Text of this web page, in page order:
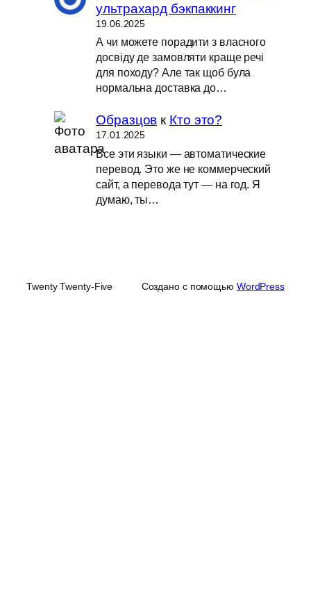
ультрахард бэкпаккинг
19.06.2025
А чи можете порадити з власного
досвіду де замовляти краще речі
для походу? Але так щоб була
нормальна доставка до…
Образцов к Кто это?
17.01.2025
Все эти языки — автоматические
перевод. Это же не коммерческий
сайт, а перевода тут — на год. Я
думаю, ты…
Twenty Twenty-Five Создано с помощью WordPress